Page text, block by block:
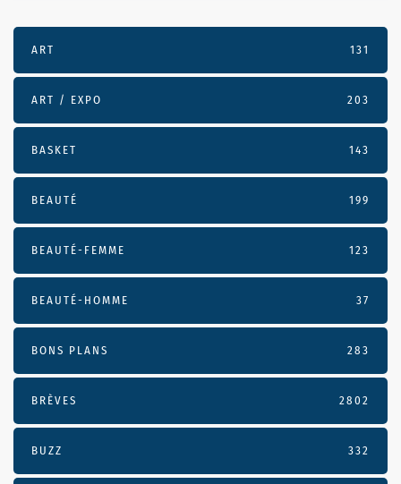
ART 131
ART / EXPO 203
BASKET 143
BEAUTÉ 199
BEAUTÉ-FEMME 123
BEAUTÉ-HOMME 37
BONS PLANS 283
BRÈVES 2802
BUZZ 332